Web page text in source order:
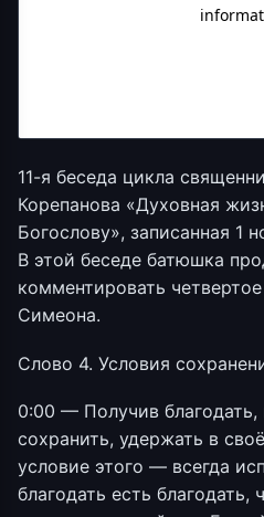
11-я беседа цикла
Корепанова «Духовная
Богослову», записанная 1
В этой беседе батюшка
комментировать
Симеона.
Слово 4. Условия
0:00 — Получив
сохранить, удержать в
условие этого — всегда
благодать есть благодать,